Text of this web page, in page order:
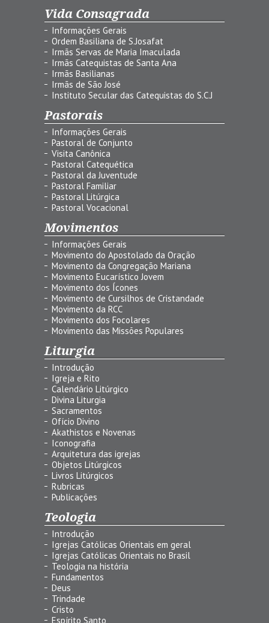
Vida Consagrada
Informações Gerais
Ordem Basiliana de S.Josafat
Irmãs Servas de Maria Imaculada
Irmãs Catequistas de Santa Ana
Irmãs Basilianas
Irmãs de São José
Instituto Secular das Catequistas do S.C.J
Pastorais
Informações Gerais
Pastoral de Conjunto
Visita Canônica
Pastoral Catequética
Pastoral da Juventude
Pastoral Familiar
Pastoral Litúrgica
Pastoral Vocacional
Movimentos
Informações Gerais
Movimento do Apostolado da Oração
Movimento da Congregação Mariana
Movimento Eucarístico Jovem
Movimento dos Ícones
Movimento de Cursilhos de Cristandade
Movimento da RCC
Movimento dos Focolares
Movimento das Missões Populares
Liturgia
Introdução
Igreja e Rito
Calendário Litúrgico
Divina Liturgia
Sacramentos
Ofício Divino
Akathistos e Novenas
Iconografia
Arquitetura das igrejas
Objetos Litúrgicos
Livros Litúrgicos
Rubricas
Publicações
Teologia
Introdução
Igrejas Católicas Orientais em geral
Igrejas Católicas Orientais no Brasil
Teologia na história
Fundamentos
Deus
Trindade
Cristo
Espírito Santo